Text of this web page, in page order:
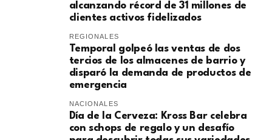
alcanzando récord de 31 millones de
clientes activos fidelizados
REGIONALES
Temporal golpeó las ventas de dos
tercios de los almacenes de barrio y
disparó la demanda de productos de
emergencia
NACIONALES
Día de la Cerveza: Kross Bar celebra
con schops de regalo y un desafío